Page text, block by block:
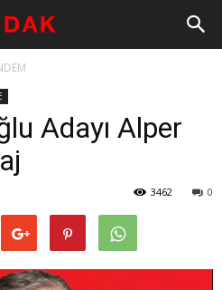
Adayı Alper
0
3462